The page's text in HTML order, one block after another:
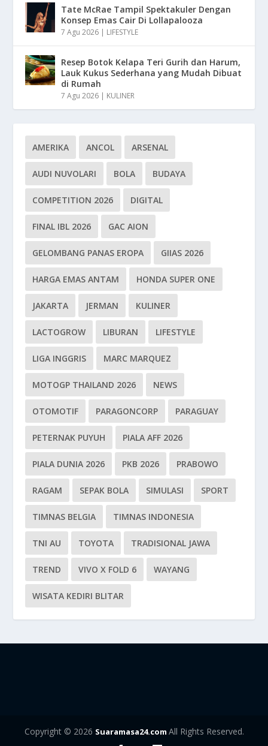
Tate McRae Tampil Spektakuler Dengan
Konsep Emas Cair Di Lollapalooza
7 Agu 2026 | LIFESTYLE
Resep Botok Kelapa Teri Gurih dan Harum,
Lauk Kukus Sederhana yang Mudah Dibuat
di Rumah
7 Agu 2026 | KULINER
AMERIKA ANCOL ARSENAL
AUDI NUVOLARI BOLA BUDAYA
COMPETITION 2026 DIGITAL
FINAL IBL 2026 GAC AION
GELOMBANG PANAS EROPA GIIAS 2026
HARGA EMAS ANTAM HONDA SUPER ONE
JAKARTA JERMAN KULINER
LACTOGROW LIBURAN LIFESTYLE
LIGA INGGRIS MARC MARQUEZ
MOTOGP THAILAND 2026 NEWS
OTOMOTIF PARAGONCORP PARAGUAY
PETERNAK PUYUH PIALA AFF 2026
PIALA DUNIA 2026 PKB 2026 PRABOWO
RAGAM SEPAK BOLA SIMULASI SPORT
TIMNAS BELGIA TIMNAS INDONESIA
TNI AU TOYOTA TRADISIONAL JAWA
TREND VIVO X FOLD 6 WAYANG
WISATA KEDIRI BLITAR
Copyright © 2026 Suaramasa24.com All Rights Reserved.